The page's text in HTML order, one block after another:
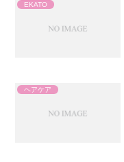
EKATO
ヘアケア